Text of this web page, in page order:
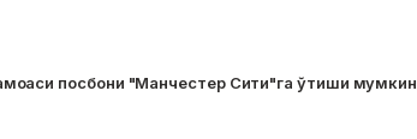
посбони "Манчестер Сити"га ўтиши мумкин